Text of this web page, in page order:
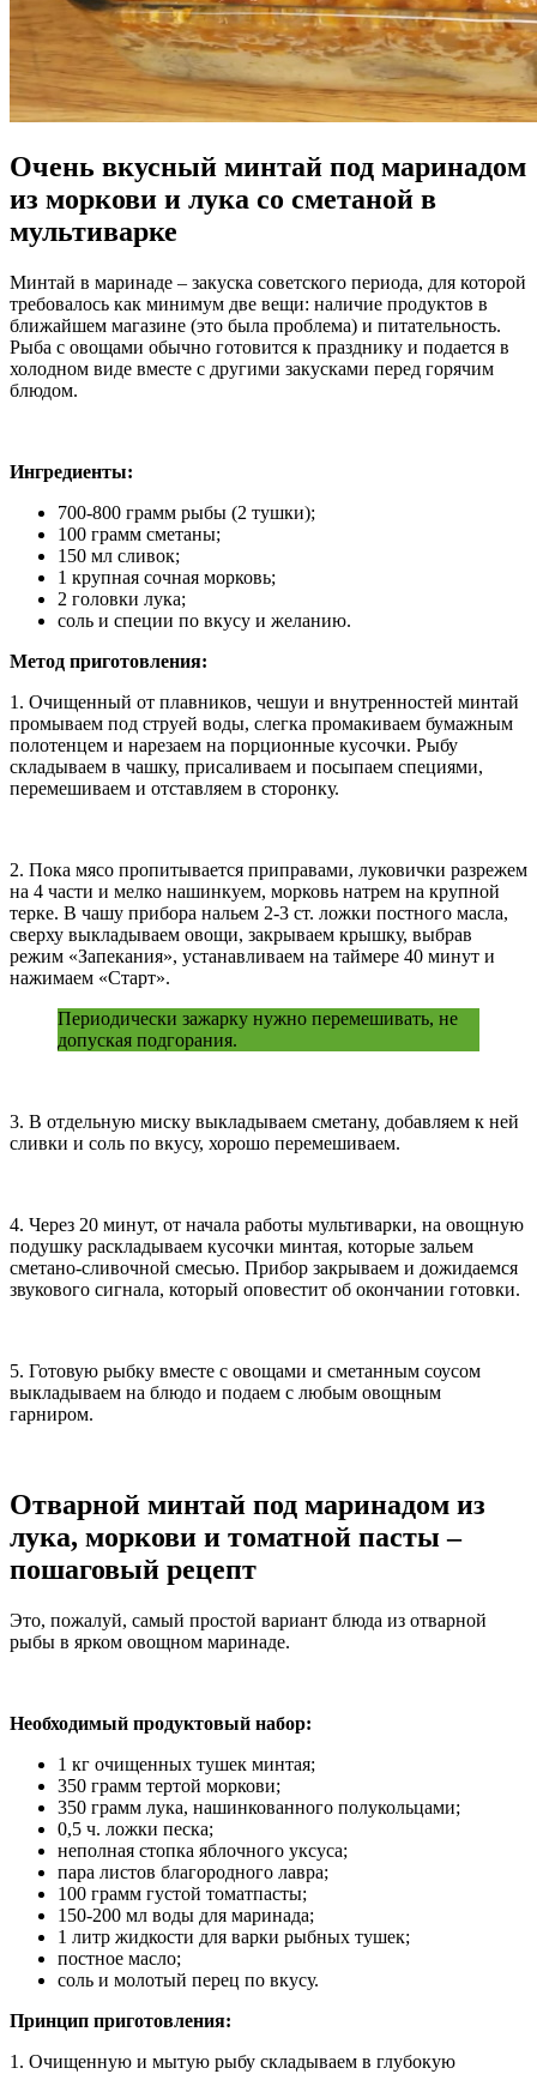
Очень вкусный минтай под маринадом
из моркови и лука со сметаной в
мультиварке
Минтай в маринаде – закуска советского периода, для которой
требовалось как минимум две вещи: наличие продуктов в
ближайшем магазине (это была проблема) и питательность.
Рыба с овощами обычно готовится к празднику и подается в
холодном виде вместе с другими закусками перед горячим
блюдом.
Ингредиенты:
700-800 грамм рыбы (2 тушки);
100 грамм сметаны;
150 мл сливок;
1 крупная сочная морковь;
2 головки лука;
соль и специи по вкусу и желанию.
Метод приготовления:
1. Очищенный от плавников, чешуи и внутренностей минтай
промываем под струей воды, слегка промакиваем бумажным
полотенцем и нарезаем на порционные кусочки. Рыбу
складываем в чашку, присаливаем и посыпаем специями,
перемешиваем и отставляем в сторонку.
2. Пока мясо пропитывается приправами, луковички разрежем
на 4 части и мелко нашинкуем, морковь натрем на крупной
терке. В чашу прибора нальем 2-3 ст. ложки постного масла,
сверху выкладываем овощи, закрываем крышку, выбрав
режим «Запекания», устанавливаем на таймере 40 минут и
нажимаем «Старт».
Периодически зажарку нужно перемешивать, не
допуская подгорания.
3. В отдельную миску выкладываем сметану, добавляем к ней
сливки и соль по вкусу, хорошо перемешиваем.
4. Через 20 минут, от начала работы мультиварки, на овощную
подушку раскладываем кусочки минтая, которые зальем
сметано-сливочной смесью. Прибор закрываем и дожидаемся
звукового сигнала, который оповестит об окончании готовки.
5. Готовую рыбку вместе с овощами и сметанным соусом
выкладываем на блюдо и подаем с любым овощным
гарниром.
Отварной минтай под маринадом из
лука, моркови и томатной пасты –
пошаговый рецепт
Это, пожалуй, самый простой вариант блюда из отварной
рыбы в ярком овощном маринаде.
Необходимый продуктовый набор:
1 кг очищенных тушек минтая;
350 грамм тертой моркови;
350 грамм лука, нашинкованного полукольцами;
0,5 ч. ложки песка;
неполная стопка яблочного уксуса;
пара листов благородного лавра;
100 грамм густой томатпасты;
150-200 мл воды для маринада;
1 литр жидкости для варки рыбных тушек;
постное масло;
соль и молотый перец по вкусу.
Принцип приготовления:
1. Очищенную и мытую рыбу складываем в глубокую